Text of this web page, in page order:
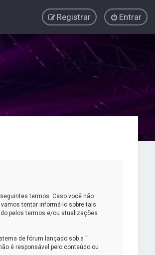
Entrar
Registrar
termos. Caso você não
tentar informá-lo sobre tais
pelos termos e/ou atualizações
de fórum lançado sob a “
é responsável pelo conteúdo ou